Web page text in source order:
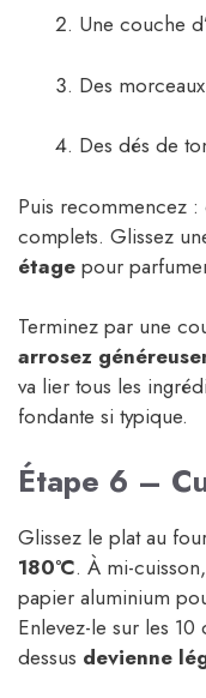
Une couche
Des
Des dés de
Puis recommencez :
complets. Glissez
étage pour
Terminez par une
arrosez
va lier tous les
fondante si typique.
Étape 6 –
Glissez le plat au
180°C. À mi-
papier aluminium
Enlevez-le sur les
dessus devienne